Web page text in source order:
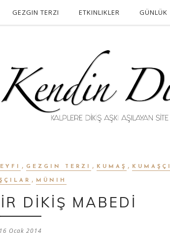
GEZGIN TERZI ETKINLIKLER GÜNLÜK
, GEZGIN TERZI , KUMAŞ , KUMAŞÇI
, MÜNIH
DİKİŞ MABEDİ
16 Ocak 2014